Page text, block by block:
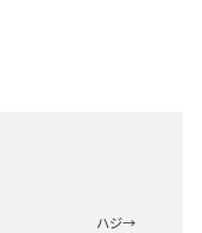
ハジ→